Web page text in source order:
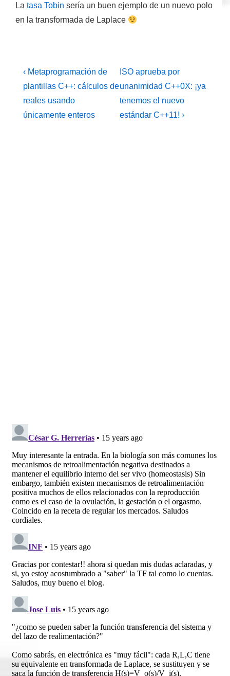
La tasa Tobin sería un buen ejemplo de un nuevo polo
en la transformada de Laplace
Navegación
de
entradas
La
entrada
anterior
es
‹ Metaprogramación de
plantillas C++: cálculos de
reales usando
únicamente enteros
La
entrada
siguiente
es
ISO aprueba por
unanimidad C++0X: ¡ya
tenemos el nuevo
estándar C++11! ›